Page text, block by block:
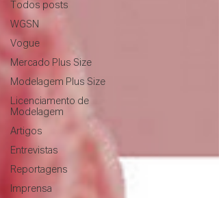
Todos posts
WGSN
Vogue
Mercado Plus Size
Modelagem Plus Size
Licenciamento de
Modelagem
Artigos
Entrevistas
Reportagens
Imprensa